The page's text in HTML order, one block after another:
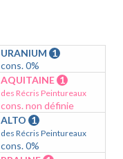
URANIUM 1
cons. 0%
AQUITAINE 1
des Récris Peintureaux
cons. non définie
ALTO 1
des Récris Peintureaux
cons. 0%